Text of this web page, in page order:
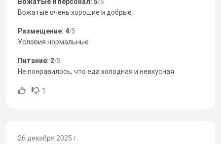
Вожатые очень хорошие и добрые
Размещение: 4/5
Условия нормальные
Питание: 2/5
Не понравилось, что еда холодная и невкусная
1
26 декабря 2025 г.